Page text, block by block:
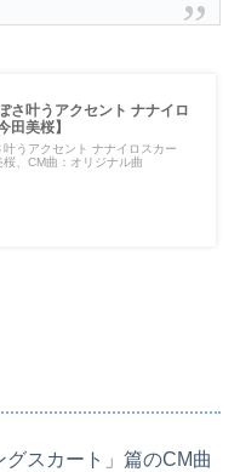
さ叶うアクセント ナナイロ
田美桜】
叶うアクセント ナナイロスカー
桜、CM曲：オリジナル曲
スカート」篇のCM曲